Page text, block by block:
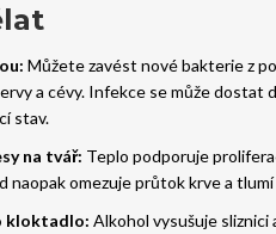
Můžete zavést nové bakterie z
a cévy. Infekce se může dostat
stav.
na tvář: Teplo podporuje
naopak omezuje průtok krve a
kloktadlo: Alkohol vysušuje sliznici